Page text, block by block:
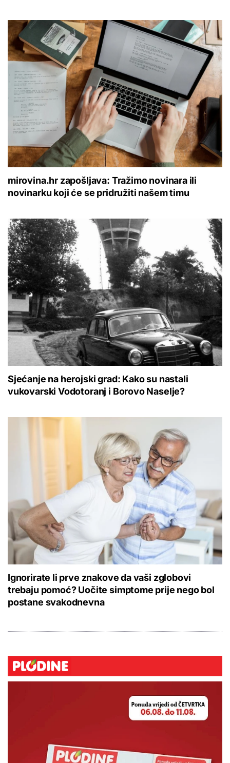
mirovina.hr zapošljava: Tražimo novinara ili
novinarku koji će se pridružiti našem timu
Sjećanje na herojski grad: Kako su nastali
vukovarski Vodotoranj i Borovo Naselje?
Ignorirate li prve znakove da vaši zglobovi
trebaju pomoć? Uočite simptome prije nego bol
postane svakodnevna